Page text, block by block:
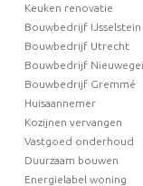
Keuken renovatie
Bouwbedrijf IJsselstein
Bouwbedrijf Utrecht
Bouwbedrijf
Bouwbedrijf Gremmé
Huisaannemer
Kozijnen vervangen
Vastgoed onderhoud
Duurzaam bouwen
Energielabel woning